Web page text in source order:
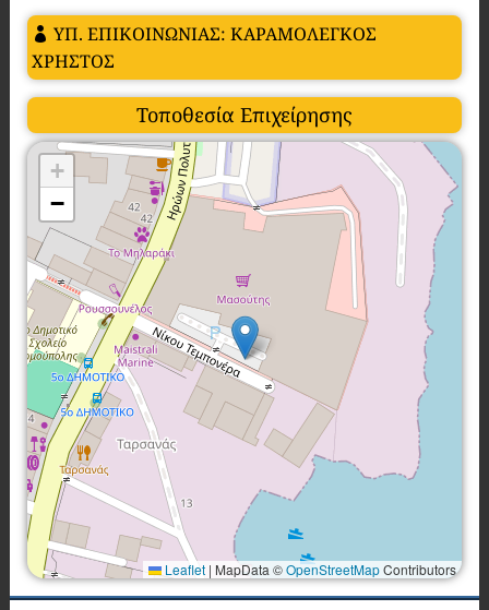
ΥΠ. ΕΠΙΚΟΙΝΩΝΙΑΣ: ΚΑΡΑΜΟΛΕΓΚΟΣ
ΧΡΗΣΤΟΣ
Τοποθεσία Επιχείρησης
+
−
Leaflet | MapData ©OpenStreetMapContributors